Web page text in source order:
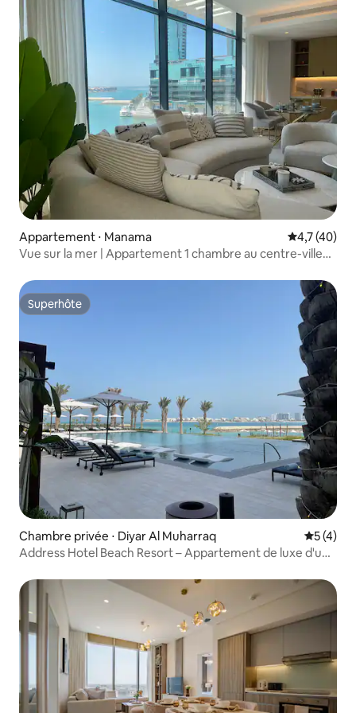
Appartement ⋅ Manama Évaluation
4,7 (40)
Vue sur la mer | Appartement 1 chambre au centre-ville
Superhôte
Superhôte
Chambre privée ⋅ Diyar Al Muharraq
5 (4)
Address Hotel Beach Resort – Appartement de luxe d'une